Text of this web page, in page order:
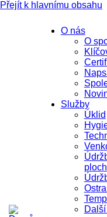
Přejít k hlavnímu obsahu
O nás
O
Služby
Úklid
ploch